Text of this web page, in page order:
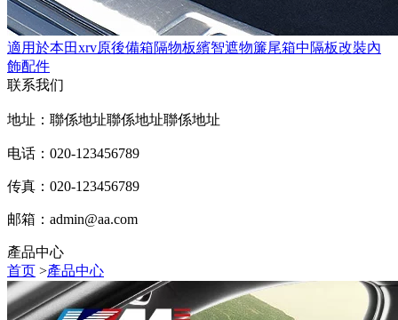
適用於本田xrv原後備箱隔物板繽智遮物簾尾箱中隔板改裝內
飾配件
联系我们
地址：聯係地址聯係地址聯係地址
电话：020-123456789
传真：020-123456789
邮箱： admin@aa.com
產品中心
首页 >產品中心